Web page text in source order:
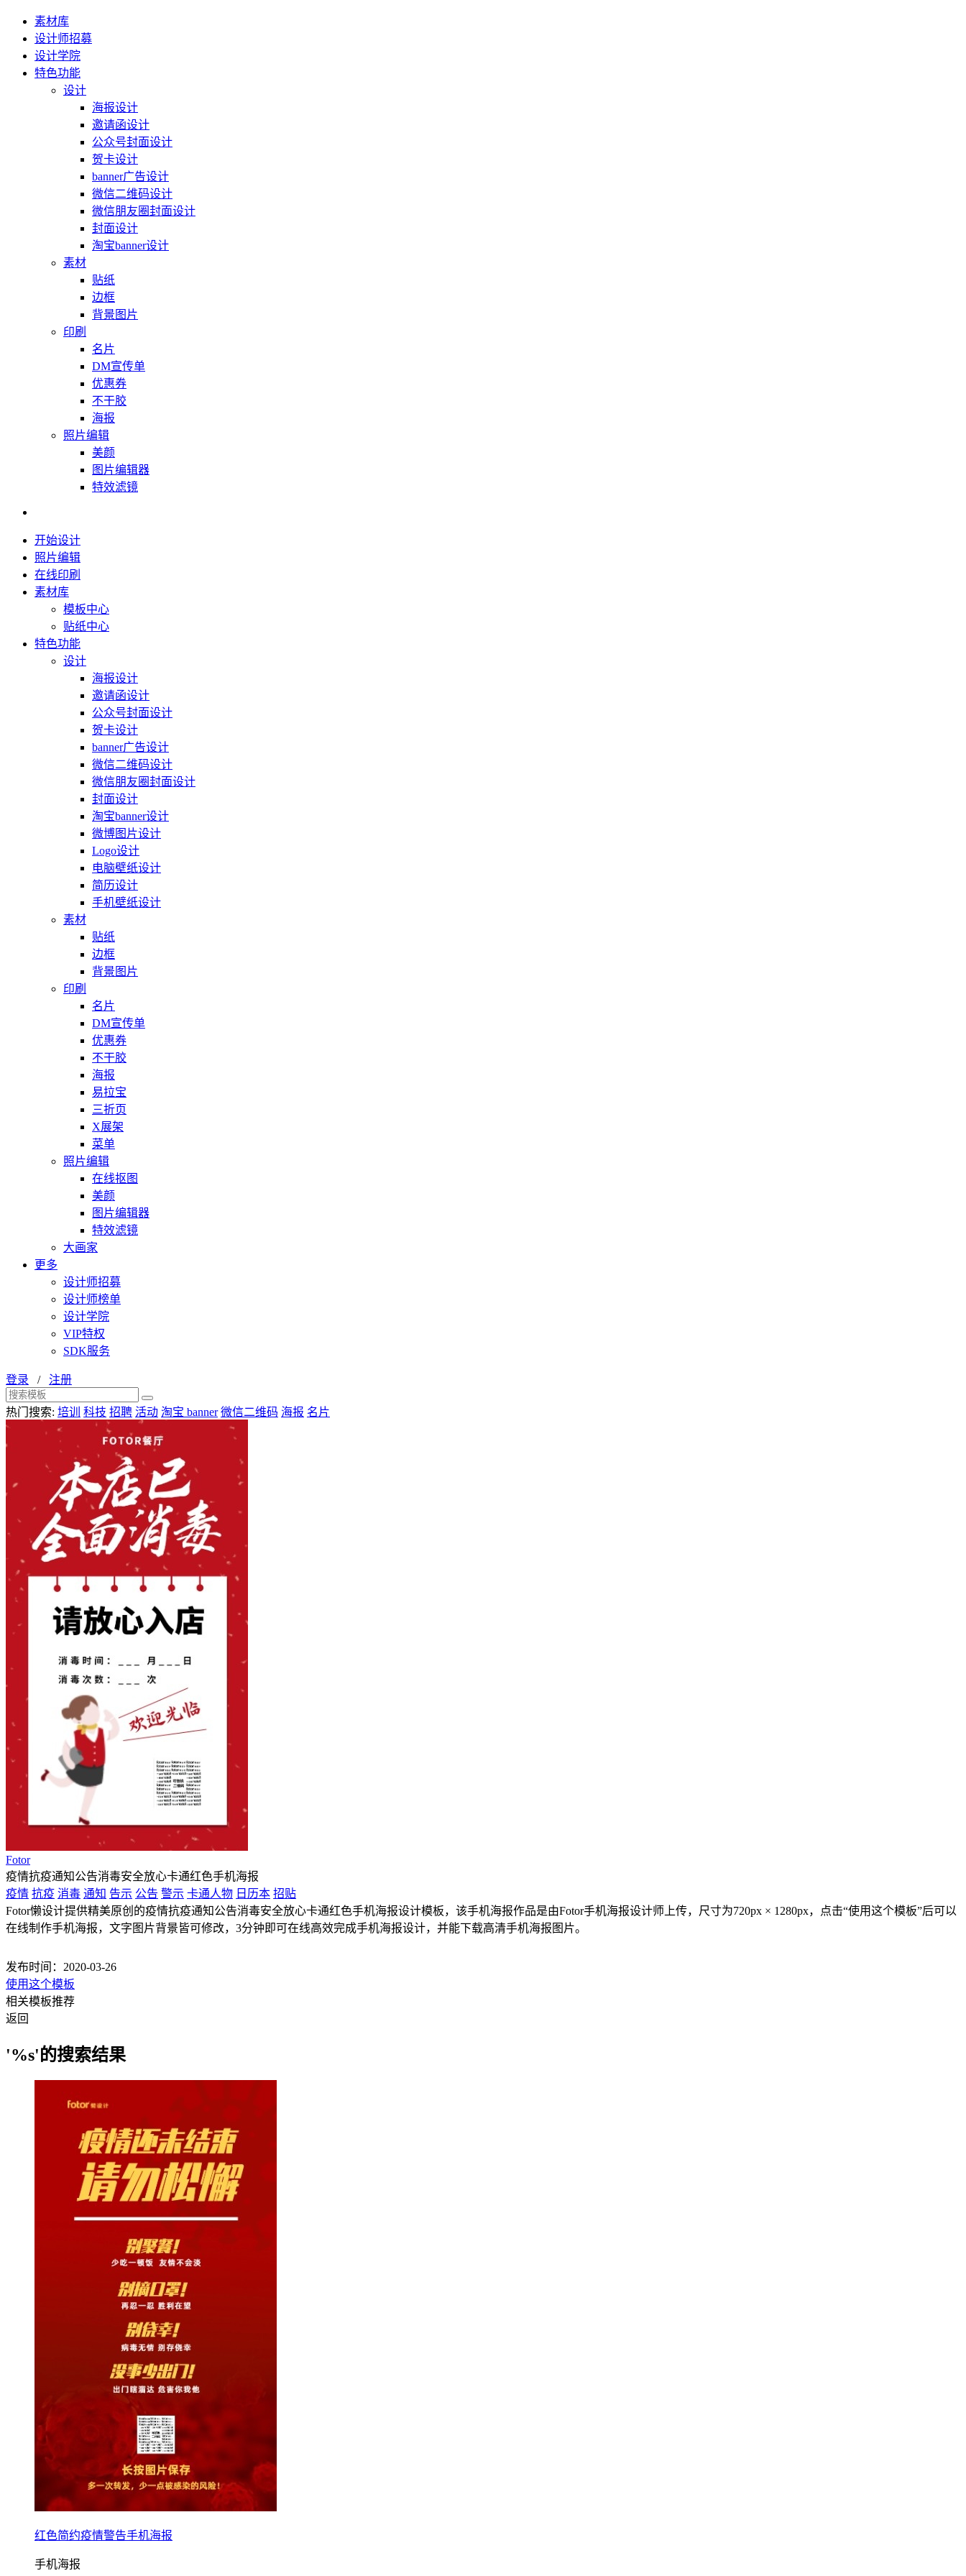
素材库
设计师招募
设计学院
特色功能
设计
海报设计
邀请函设计
公众号封面设计
贺卡设计
banner广告设计
微信二维码设计
微信朋友圈封面设计
封面设计
淘宝banner设计
素材
贴纸
边框
背景图片
印刷
名片
DM宣传单
优惠券
不干胶
海报
照片编辑
美颜
图片编辑器
特效滤镜
开始设计
照片编辑
在线印刷
素材库
模板中心
贴纸中心
特色功能
设计
海报设计
邀请函设计
公众号封面设计
贺卡设计
banner广告设计
微信二维码设计
微信朋友圈封面设计
封面设计
淘宝banner设计
微博图片设计
Logo设计
电脑壁纸设计
简历设计
手机壁纸设计
素材
贴纸
边框
背景图片
印刷
名片
DM宣传单
优惠券
不干胶
海报
易拉宝
三折页
X展架
菜单
照片编辑
在线抠图
美颜
图片编辑器
特效滤镜
大画家
更多
设计师招募
设计师榜单
设计学院
VIP特权
SDK服务
登录 / 注册
热门搜索: 培训 科技 招聘 活动 淘宝 banner 微信二维码 海报 名片
Fotor
疫情抗疫通知公告消毒安全放心卡通红色手机海报
疫情 抗疫 消毒 通知 告示 公告 警示 卡通人物 日历本 招贴
Fotor懒设计提供精美原创的疫情抗疫通知公告消毒安全放心卡通红色手机海报设计模板，该手机海报作品是由Fotor手机海报设计师上传，尺寸为720px × 1280px，点击“使用这个模板”后可以
在线制作手机海报，文字图片背景皆可修改，3分钟即可在线高效完成手机海报设计，并能下载高清手机海报图片。
发布时间：2020-03-26
使用这个模板
相关模板推荐
返回
'%s'的搜索结果
红色简约疫情警告手机海报
手机海报